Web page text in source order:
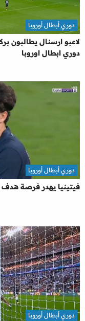
لاعبو ارسنال يطالبون
دوري ابطال اوروبا
دوري أبطال أوروبا
فيتينيا يهدر فرصة هدف
دوري أبطال أوروبا
دوري أبطال أوروبا